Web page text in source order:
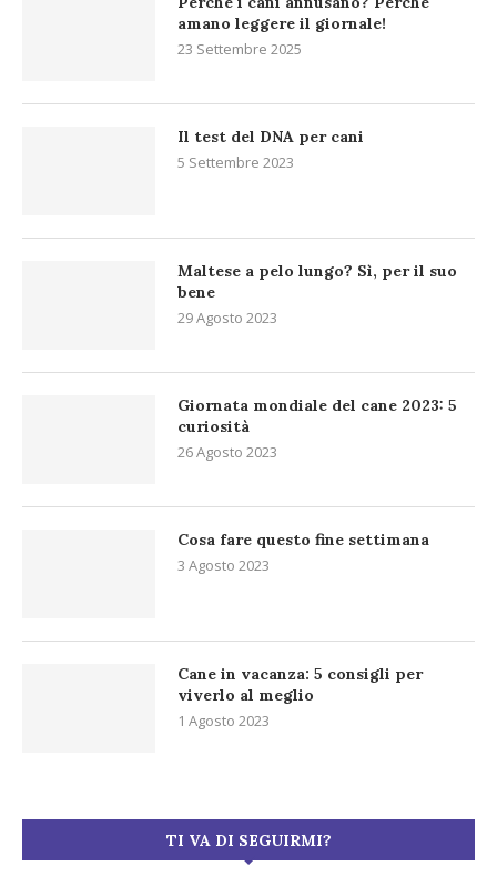
amano leggere il giornale!
23 Settembre 2025
Il test del DNA per cani
5 Settembre 2023
Maltese a pelo lungo? Sì, per il suo
bene
29 Agosto 2023
Giornata mondiale del cane 2023: 5
curiosità
26 Agosto 2023
Cosa fare questo fine settimana
3 Agosto 2023
Cane in vacanza: 5 consigli per
viverlo al meglio
1 Agosto 2023
TI VA DI SEGUIRMI?